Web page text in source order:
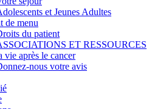
et Jeunes Adultes
de menu
du patient
ET RESSOURCES
vie après le cancer
nous votre avis